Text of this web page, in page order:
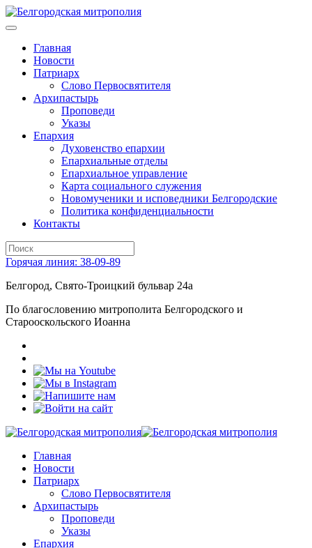
Главная
Новости
Патриарх
Слово Первосвятителя
Архипастырь
Проповеди
Указы
Епархия
Духовенство епархии
Епархиальные отделы
Епархиальное управление
Карта социального служения
Новомученики и исповедники Белгородские
Политика конфиденциальности
Контакты
Горячая линия: 38-09-89
Белгород, Свято-Троицкий бульвар 24а
По благословению митрополита Белгородского и
Старооскольского Иоанна
Главная
Новости
Патриарх
Слово Первосвятителя
Архипастырь
Проповеди
Указы
Епархия